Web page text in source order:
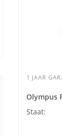
1 JAAR
Olympus
Staat: